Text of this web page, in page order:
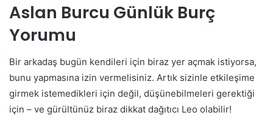
Aslan Burcu Günlük Burç
Yorumu
Bir arkadaş bugün kendileri için biraz yer açmak istiyorsa,
bunu yapmasına izin vermelisiniz. Artık sizinle etkileşime
girmek istemedikleri için değil, düşünebilmeleri gerektiği
için – ve gürültünüz biraz dikkat dağıtıcı Leo olabilir!